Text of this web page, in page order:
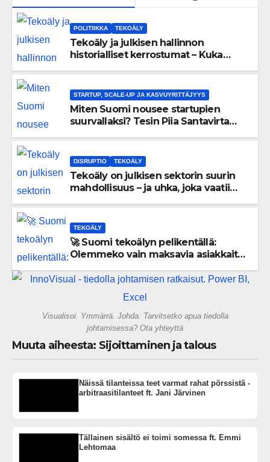
POLITIIKKA TEKOÄLY
Tekoäly ja julkisen hallinnon
historialliset kerrostumat – Kuka
STARTUP, SCALE-UP JA KASVUYRITTÄJYYS
Miten Suomi nousee startupien
suurvallaksi? Tesin Piia Santavirta
DISRUPTIO TEKOÄLY
Tekoäly on julkisen sektorin suurin
mahdollisuus – ja uhka, joka vaatii
TEKOÄLY
🚀 Suomi tekoälyn pelikentällä:
Olemmeko vain maksavia asiakkaita
gigatehtaan?
Visualisoi. Ymmärrä. Johda. Tarvitsetko apua tiedolla
johtamisessa? Ota yhteyttä
Muuta aiheesta: Sijoittaminen ja talous
Näissä tilanteissa teet varmat rahat pörssistä -
arbitraasitilanteet ft. Jani Järvinen
Tällainen sisältö ei toimi somessa ft. Emmi
Lehtomaa